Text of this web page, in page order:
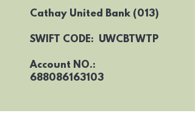
Cathay United Bank (013)
SWIFT CODE: UWCBTWTP
Account NO.:
688086163103